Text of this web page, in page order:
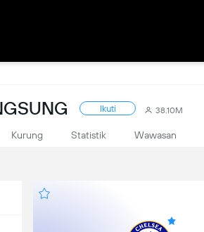
Ikuti 38.10M
Kurung Statistik Wawasan